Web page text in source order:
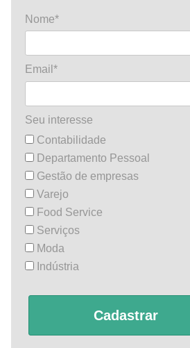
Nome*
Email*
Seu interesse
Contabilidade
Departamento Pessoal
Gestão de empresas
Varejo
Food Service
Serviços
Moda
Indústria
Cadastrar